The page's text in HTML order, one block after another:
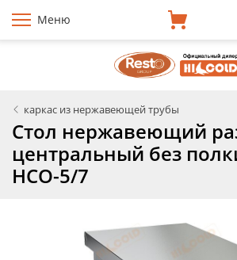
Меню
каркас из нержавеющей трубы
Стол нержавеющий
центральный без
НСО-5/7